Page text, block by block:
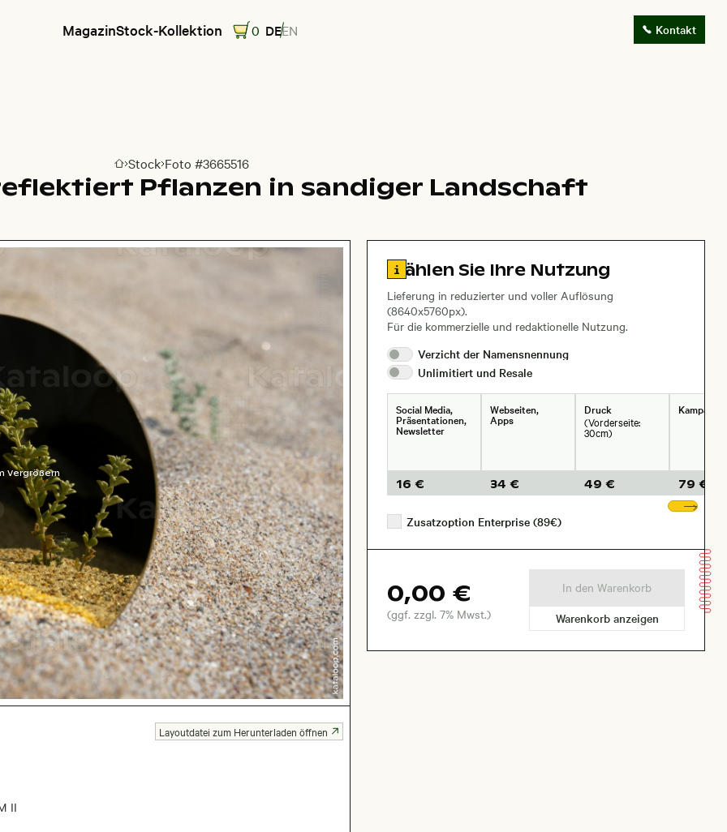
MagazinStock-Kollektion 0 DEEN Kontakt
Zur Homepage
Stock Foto #3665516
Pflanzen in sandiger Landschaft
Vergrößern
II
Layoutdatei zum Herunterladen öffnen
Zu den Lizenzinformationen springen
Wählen Sie Ihre Nutzung
Lieferung in reduzierter und voller Auflösung
(8640x5760px).
Für die kommerzielle und redaktionelle Nutzung.
Verzicht der Namensnennung
Unlimitiert und Resale
Social Media,
Präsentationen,
Newsletter
16 €
Webseiten,
Apps
34 €
Druck
(Vorderseite:
30cm)
49 €
79 €
Zusatzoption Enterprise (89€)
0,00 €
(ggf. zzgl. 7% Mwst.)
In den Warenkorb
Warenkorb anzeigen